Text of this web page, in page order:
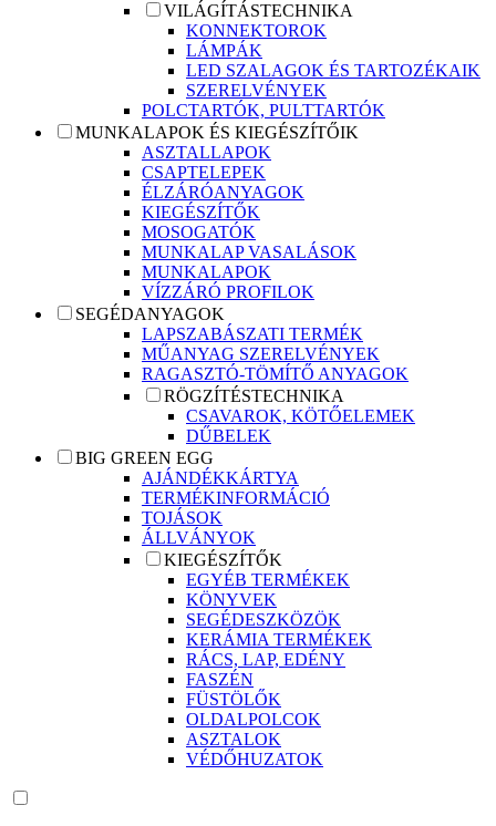
VILÁGÍTÁSTECHNIKA
KONNEKTOROK
LÁMPÁK
LED SZALAGOK ÉS TARTOZÉKAIK
SZERELVÉNYEK
POLCTARTÓK, PULTTARTÓK
MUNKALAPOK ÉS KIEGÉSZÍTŐIK
ASZTALLAPOK
CSAPTELEPEK
ÉLZÁRÓANYAGOK
KIEGÉSZÍTŐK
MOSOGATÓK
MUNKALAP VASALÁSOK
MUNKALAPOK
VÍZZÁRÓ PROFILOK
SEGÉDANYAGOK
LAPSZABÁSZATI TERMÉK
MŰANYAG SZERELVÉNYEK
RAGASZTÓ-TÖMÍTŐ ANYAGOK
RÖGZÍTÉSTECHNIKA
CSAVAROK, KÖTŐELEMEK
DŰBELEK
BIG GREEN EGG
AJÁNDÉKKÁRTYA
TERMÉKINFORMÁCIÓ
TOJÁSOK
ÁLLVÁNYOK
KIEGÉSZÍTŐK
EGYÉB TERMÉKEK
KÖNYVEK
SEGÉDESZKÖZÖK
KERÁMIA TERMÉKEK
RÁCS, LAP, EDÉNY
FASZÉN
FÜSTÖLŐK
OLDALPOLCOK
ASZTALOK
VÉDŐHUZATOK